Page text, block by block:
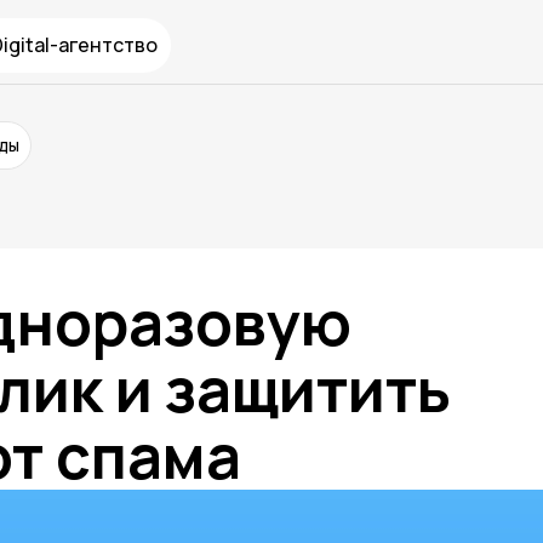
агентство
и защитить
спама